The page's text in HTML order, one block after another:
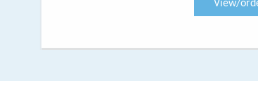
View/